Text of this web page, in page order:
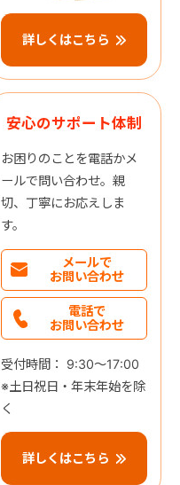
詳しくはこちら
安心のサポート体制
お困りのことを電話かメ
ールで問い合わせ。親
切、丁寧にお応えしま
す。
メールで
お問い合わせ
電話で
お問い合わせ
受付時間： 9:30～17:00
※土日祝日・年末年始を除
く
詳しくはこちら